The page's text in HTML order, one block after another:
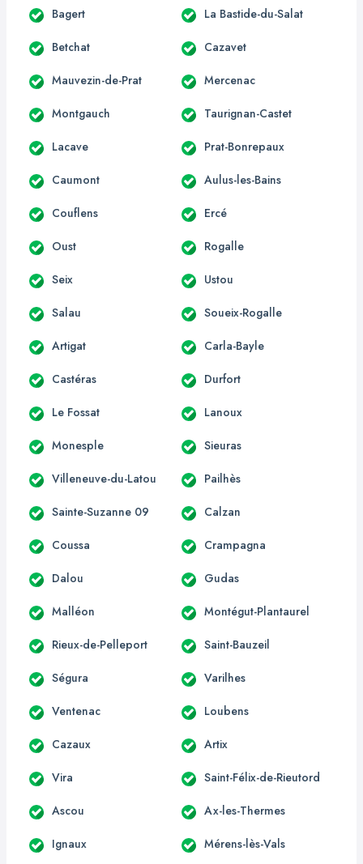
Bagert La Bastide-du-Salat
Betchat Cazavet
Mauvezin-de-Prat Mercenac
Montgauch Taurignan-Castet
Lacave Prat-Bonrepaux
Caumont Aulus-les-Bains
Couflens Ercé
Oust Rogalle
Seix Ustou
Salau Soueix-Rogalle
Artigat Carla-Bayle
Castéras Durfort
Le Fossat Lanoux
Monesple Sieuras
Villeneuve-du-Latou Pailhès
Sainte-Suzanne 09 Calzan
Coussa Crampagna
Dalou Gudas
Malléon Montégut-Plantaurel
Rieux-de-Pelleport Saint-Bauzeil
Ségura Varilhes
Ventenac Loubens
Cazaux Artix
Vira Saint-Félix-de-Rieutord
Ascou Ax-les-Thermes
Ignaux Mérens-lès-Vals